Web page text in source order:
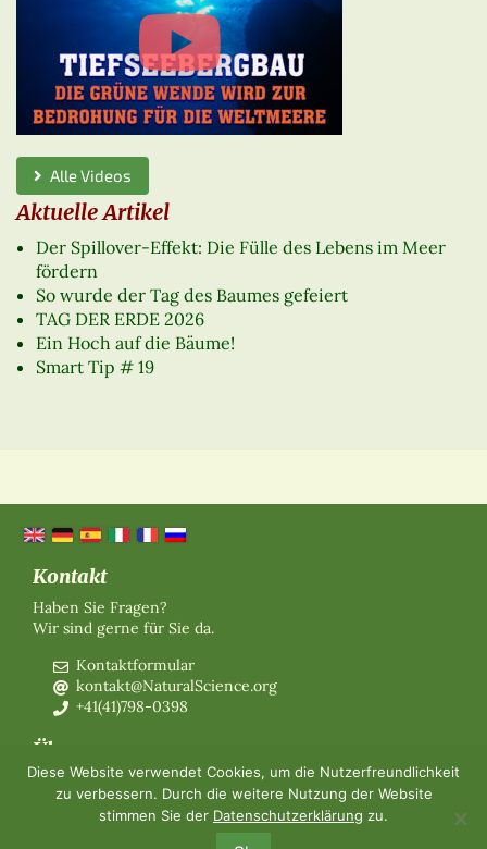
Alle Videos
Aktuelle Artikel
Der Spillover-Effekt: Die Fülle des Lebens im Meer
fördern
So wurde der Tag des Baumes gefeiert
TAG DER ERDE 2026
Ein Hoch auf die Bäume!
Smart Tip # 19
Kontakt
Haben Sie Fragen?
Wir sind gerne für Sie da.
Kontaktformular
kontakt@NaturalScience.org
+41(41)798-0398
Über uns
Organisation
Mitgliedschaft
Über uns
Diese Website verwendet Cookies, um die Nutzerfreundlichkeit
zu verbessern. Durch die weitere Nutzung der Website
stimmen Sie der Datenschutzerklärung zu.